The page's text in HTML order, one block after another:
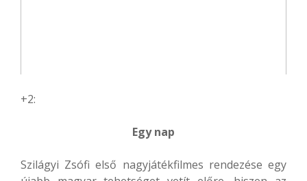
+2:
Egy nap
Szilágyi Zsófi első nagyjátékfilmes rendezése egy